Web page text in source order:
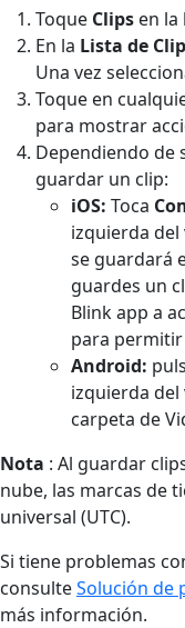
Toque Clips en la
En la Lista de
Una vez
Toque en
para mostrar
Dependiendo de
guardar un clip:
iOS: Toca
izquierda
se guardará
guardes un
Blink app a
para
Android:
izquierda del
carpeta de
Nota : Al guardar
nube, las marcas de
universal (UTC).
Si tiene problemas
consulteSolución de
más información.